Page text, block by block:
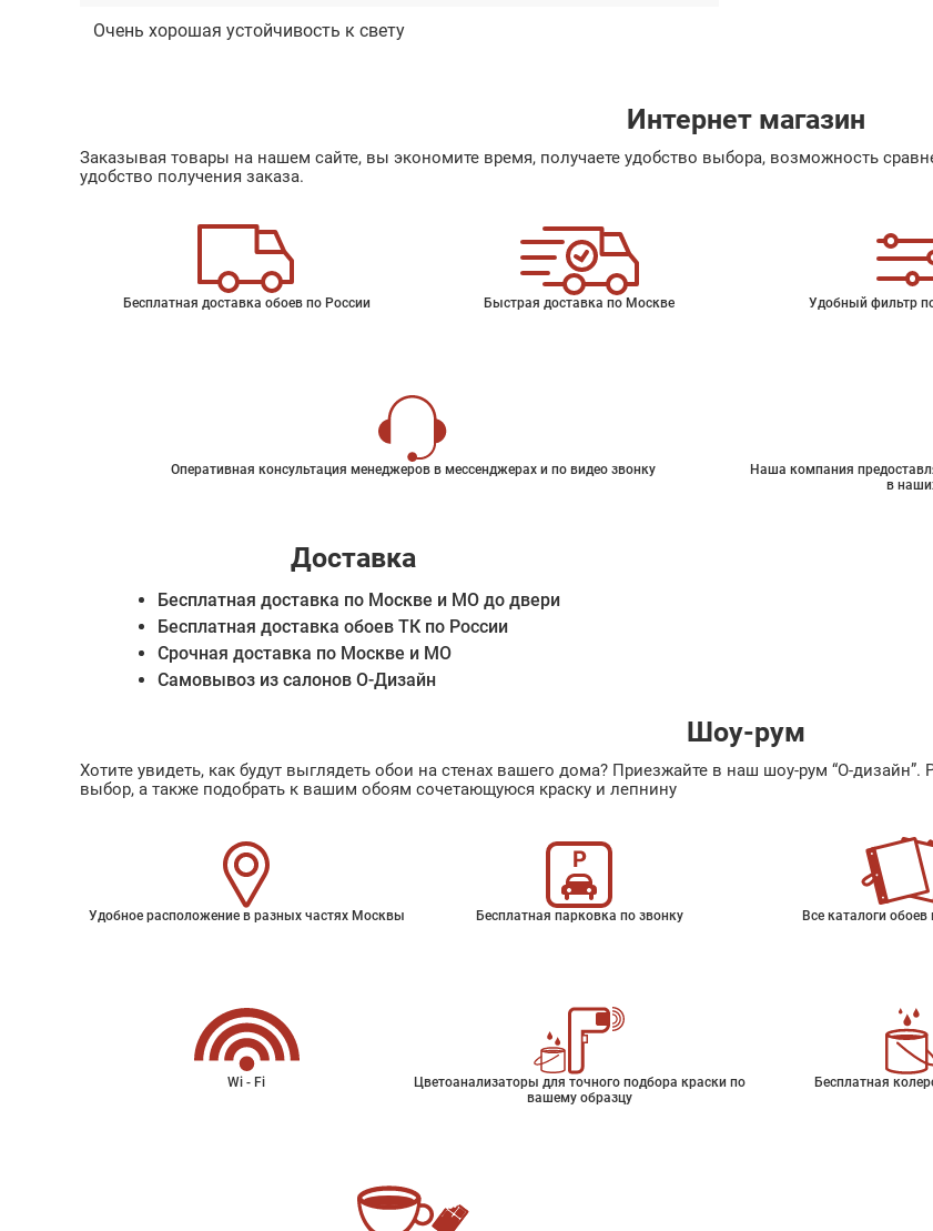
Очень хорошая устойчивость к свету
Интернет магазин
Заказывая товары на нашем сайте, вы экономите время, получаете удобство выбора, возможность
удобство получения заказа.
Бесплатная доставка обоев по России Быстрая доставка по Москве Удобный фильтр
Оперативная консультация менеджеров в мессенджерах и по видео звонку
Наша компания
в
Доставка
Бесплатная доставка по Москве и МО до двери
Бесплатная доставка обоев ТК по России
Срочная доставка по Москве и МО
Самовывоз из салонов О-Дизайн
Шоу-рум
Хотите увидеть, как будут выглядеть обои на стенах вашего дома? Приезжайте в наш шоу-рум “О-
выбор, а также подобрать к вашим обоям сочетающуюся краску и лепнину
Удобное расположение в разных частях Москвы Бесплатная парковка по звонку Все каталоги
Wi - Fi
Цветоанализаторы для точного подбора краски по
вашему образцу
Бесплатная